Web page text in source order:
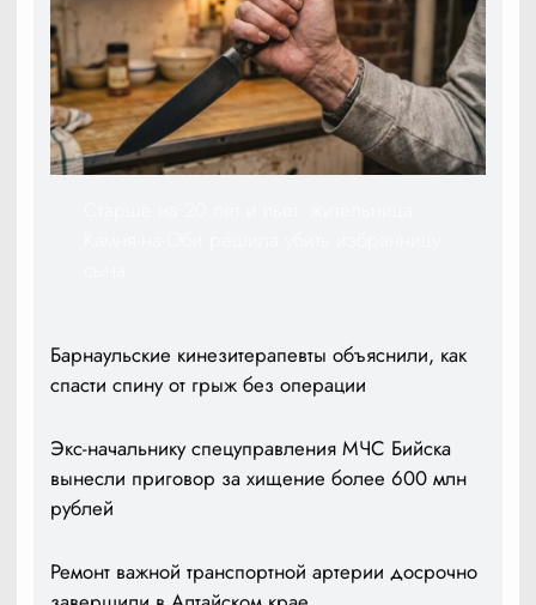
Барнаульские кинезитерапевты объяснили, как
спасти спину от грыж без операции
Экс-начальнику спецуправления МЧС Бийска
вынесли приговор за хищение более 600 млн
рублей
Ремонт важной транспортной артерии досрочно